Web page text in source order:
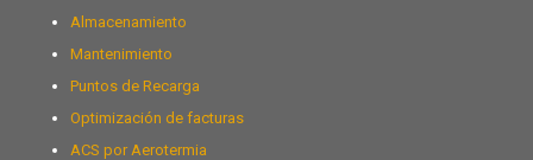
Almacenamiento
Mantenimiento
Puntos de Recarga
Optimización de facturas
ACS por Aerotermia